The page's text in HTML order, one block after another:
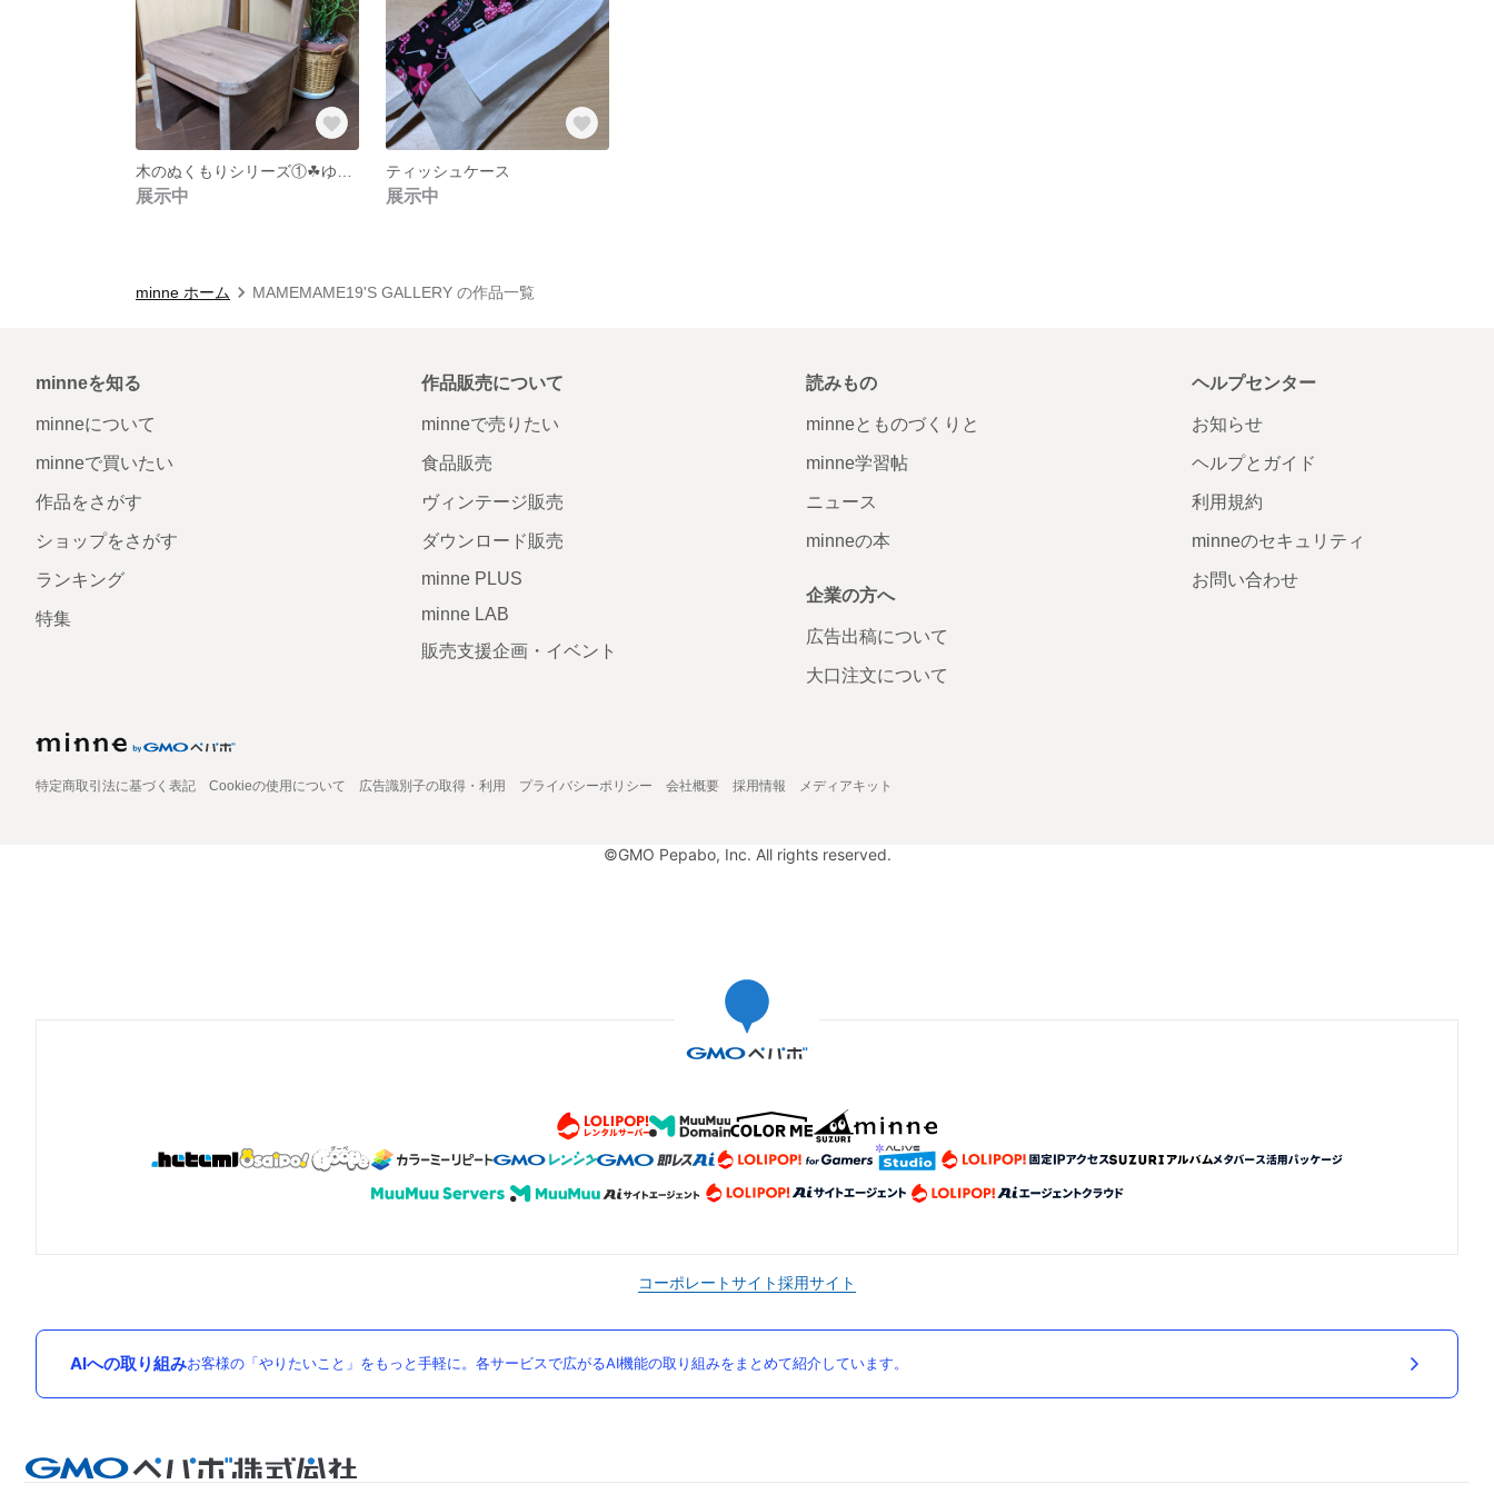
展示中
ティッシュケース
展示中
minne ホーム MAMEMAME19'S GALLERY の作品一覧
minneを知る
minneについて
minneで買いたい
作品をさがす
ショップをさがす
ランキング
特集
作品販売について
minneで売りたい
食品販売
ヴィンテージ販売
ダウンロード販売
minne PLUS
minne LAB
販売支援企画・イベント
読みもの
minneとものづくりと
minne学習帖
ニュース
minneの本
企業の方へ
広告出稿について
大口注文について
ヘルプセンター
お知らせ
ヘルプとガイド
利用規約
minneのセキュリティ
お問い合わせ
特定商取引法に基づく表記 Cookieの使用について 広告識別子の取得・利用 プライバシーポリシー 会社概要 採用情報 メディアキット
©GMO Pepabo, Inc. All rights reserved.
コーポレートサイト採用サイト
AIへの取り組みお客様の「やりたいこと」をもっと手軽に。各サービスで広がるAI機能の取り組みをまとめて紹介しています。